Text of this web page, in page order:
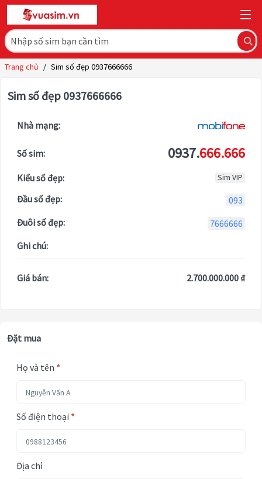
Trang chủ / Sim số đẹp 0937666666
Sim số đẹp 0937666666
Nhà mạng:
Số sim: 0937.666.666
Kiểu số đẹp: Sim VIP
Đầu số đẹp:
093
Đuôi số đẹp:
7666666
Ghi chú:
Giá bán: 2.700.000.000 ₫
Đặt mua
Họ và tên *
Số điện thoại *
Địa chỉ